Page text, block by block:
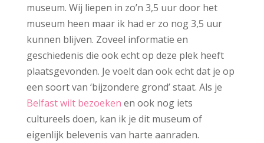
museum. Wij liepen in zo’n 3,5 uur door het
museum heen maar ik had er zo nog 3,5 uur
kunnen blijven. Zoveel informatie en
geschiedenis die ook echt op deze plek heeft
plaatsgevonden. Je voelt dan ook echt dat je op
een soort van ‘bijzondere grond’ staat. Als je
Belfast wilt bezoeken en ook nog iets
cultureels doen, kan ik je dit museum of
eigenlijk belevenis van harte aanraden.